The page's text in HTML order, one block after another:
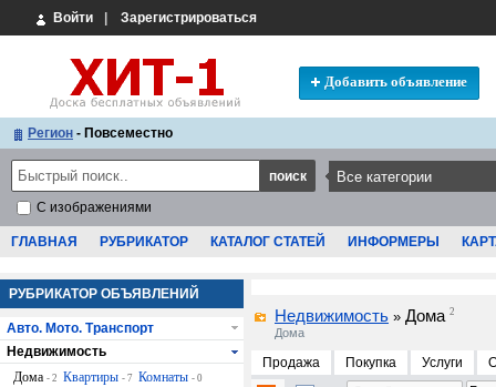
Войти Зарегистрироваться
Добавить объявление
Регион - Повсеместно
С изображениями
ГЛАВНАЯ РУБРИКАТОР КАТАЛОГ СТАТЕЙ ИНФОРМЕРЫ
Недвижимость » Дома 2
Дома
Продажа Покупка Услуги
РУБРИКАТОР ОБЪЯВЛЕНИЙ
Авто. Мото. Транспорт
Недвижимость
Дома - 2 Квартиры - 7 Комнаты - 0